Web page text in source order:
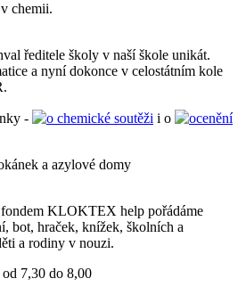
chemii.
ředitele školy v naší škole unikát.
a nyní dokonce v celostátním kole
- o chemické soutěži i o
ocenění
a azylové domy
fondem KLOKTEX help pořádáme
bot, hraček, knížek, školních a
a rodiny v nouzi.
7,30 do 8,00